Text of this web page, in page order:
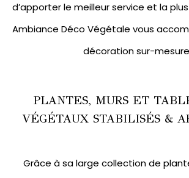
d’apporter le meilleur service et la
Ambiance Déco Végétale vous
décoration sur-
PLANTES, MURS ET
VÉGÉTAUX STABILISÉS &
Grâce à sa large collection de